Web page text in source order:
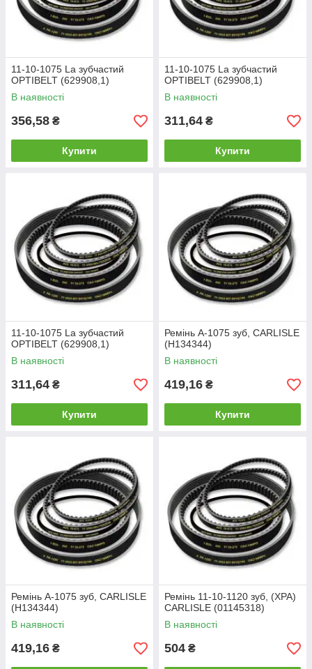
11-10-1075 La зубчастий
OPTIBELT (629908,1)
В наявності
356,58 ₴
Купити
11-10-1075 La зубчастий
OPTIBELT (629908,1)
В наявності
311,64 ₴
Купити
11-10-1075 La зубчастий
OPTIBELT (629908,1)
В наявності
311,64 ₴
Купити
Ремінь А-1075 зуб, CARLISLE
(Н134344)
В наявності
419,16 ₴
Купити
Ремінь А-1075 зуб, CARLISLE
(Н134344)
В наявності
419,16 ₴
Ремінь 11-10-1120 зуб, (XPA)
CARLISLE (01145318)
В наявності
504 ₴